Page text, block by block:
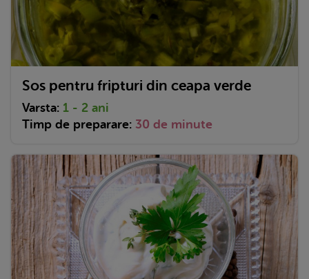
Sos pentru fripturi din ceapa verde
Varsta: 1 - 2 ani
Timp de preparare: 30 de minute